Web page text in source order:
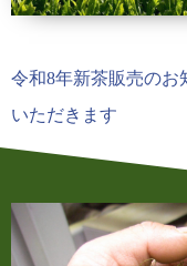
令和8年新茶販売のお
いただきます